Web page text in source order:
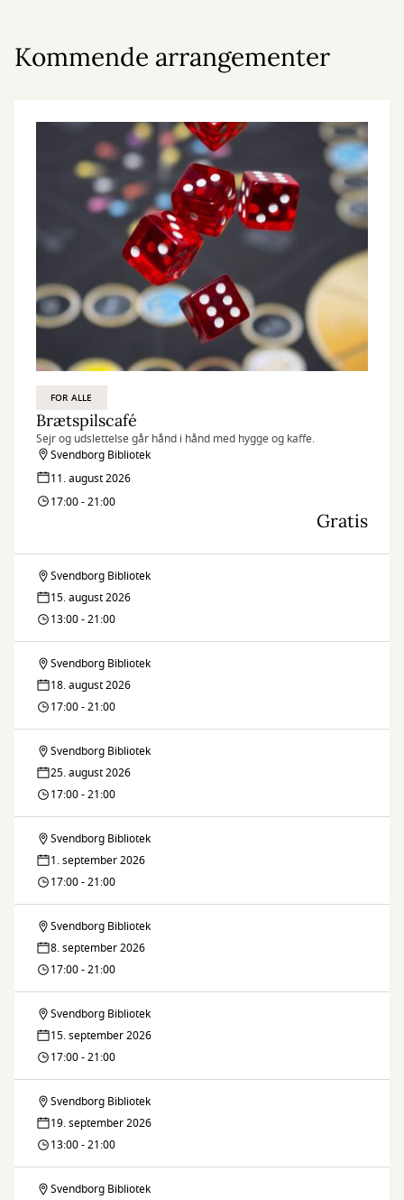
Kommende arrangementer
FOR ALLE
Brætspilscafé
Sejr og udslettelse går hånd i hånd med hygge og kaffe.
Svendborg Bibliotek
11. august 2026
17:00 - 21:00
Gratis
Brætspilscafé
Svendborg Bibliotek
15. august 2026
13:00 - 21:00
Brætspilscafé
Svendborg Bibliotek
18. august 2026
17:00 - 21:00
Brætspilscafé
Svendborg Bibliotek
25. august 2026
17:00 - 21:00
Brætspilscafé
Svendborg Bibliotek
1. september 2026
17:00 - 21:00
Brætspilscafé
Svendborg Bibliotek
8. september 2026
17:00 - 21:00
Brætspilscafé
Svendborg Bibliotek
15. september 2026
17:00 - 21:00
Brætspilscafé
Svendborg Bibliotek
19. september 2026
13:00 - 21:00
Svendborg Bibliotek